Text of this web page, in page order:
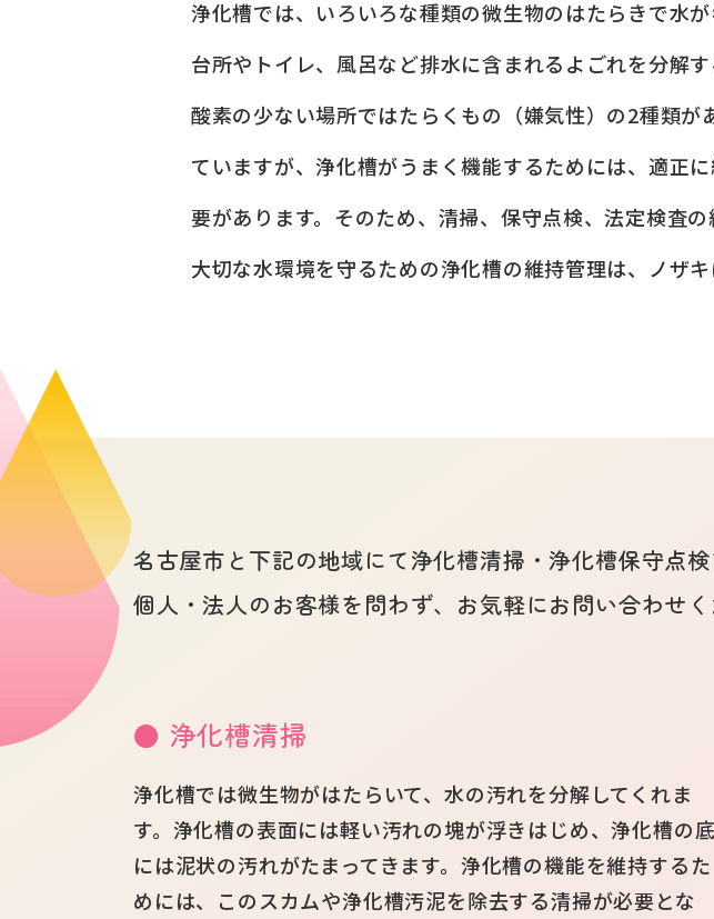
浄化槽では、いろいろな種類の微生物のはたらきで水が
台所やトイレ、風呂など排水に含まれるよごれを分解
酸素の少ない場所ではたらくもの（嫌気性）の2種類
ていますが、浄化槽がうまく機能するためには、適正
要があります。そのため、清掃、保守点検、法定検査
大切な水環境を守るための浄化槽の維持管理は、ノザキ
名古屋市と下記の地域にて浄化槽清掃・浄化槽保守点検
個人・法人のお客様を問わず、お気軽にお問い合わせく
● 浄化槽清掃
浄化槽では微生物がはたらいて、水の汚れを分解してくれま
す。浄化槽の表面には軽い汚れの塊が浮きはじめ、浄化槽の底
には泥状の汚れがたまってきます。浄化槽の機能を維持するた
めには、このスカムや浄化槽汚泥を除去する清掃が必要とな